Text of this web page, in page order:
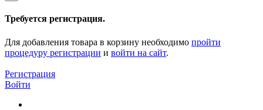
Требуется регистрация.
Для добавления товара в корзину необходимо пройти
процедуру регистрации и войти на сайт.
Регистрация
Войти